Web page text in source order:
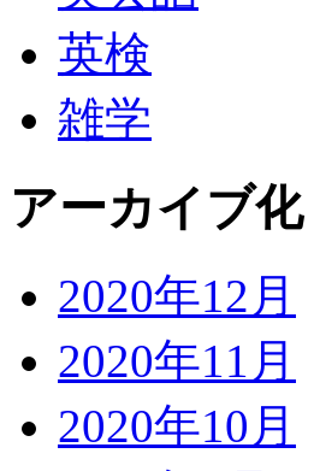
英検
雑学
アーカイブ化
2020年12月
2020年11月
2020年10月